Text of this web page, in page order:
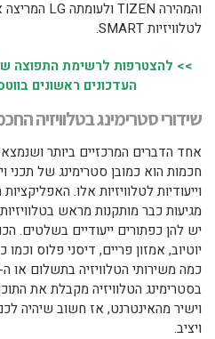
לטלוויזיות SMART.
>> להצטרפות לרשימת התפוצה
העדכונים ראשונים
שידורי סטרימינג בטלוויזיה
אחד הדברים המרכזיים ביותר
חכמות הוא כמובן סטרימינג של תכני
וייעודיות לטלוויזיות אלו.
מגיעות כבר מותקנות מראש
יש להן כפתורים ייעודיים בשלטים.
יוטיוב, אמזון פריים, דיסני פלוס
בסטרימינג הטלוויזיה מקבלת את
וישיר מהאינטרנט, אז חשוב שיהיה
ויציב.